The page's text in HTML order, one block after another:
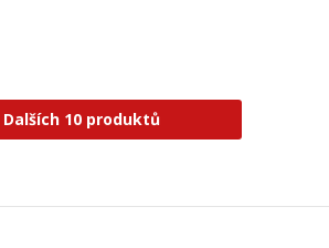
Dalších 10 produktů